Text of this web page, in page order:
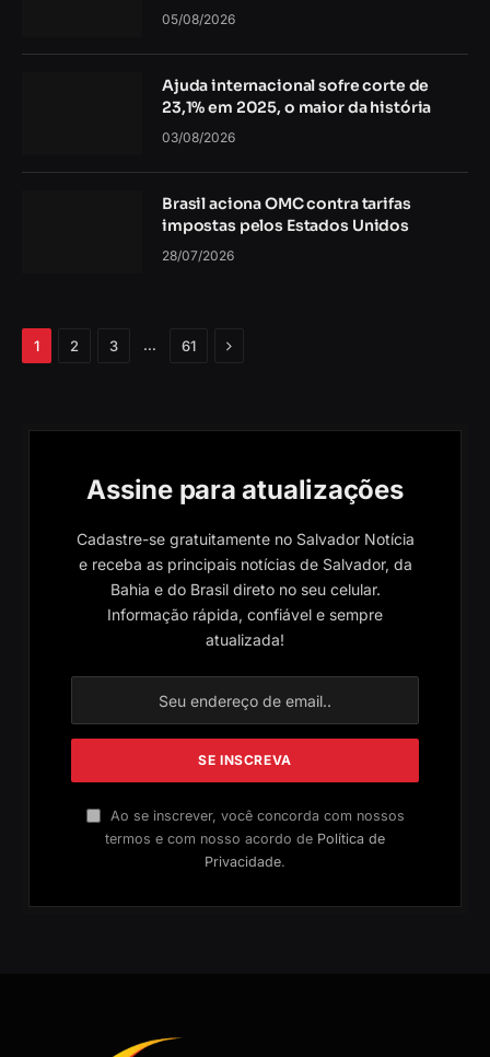
05/08/2026
Ajuda internacional sofre corte de
23,1% em 2025, o maior da história
03/08/2026
Brasil aciona OMC contra tarifas
impostas pelos Estados Unidos
28/07/2026
1 2 3 … 61 Próximo
Assine para atualizações
Cadastre-se gratuitamente no Salvador Notícia
e receba as principais notícias de Salvador, da
Bahia e do Brasil direto no seu celular.
Informação rápida, confiável e sempre
atualizada!
Ao se inscrever, você concorda com nossos
termos e com nosso acordo de Política de
Privacidade.